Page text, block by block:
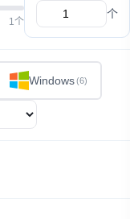
1个
个
Windows(6)